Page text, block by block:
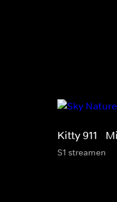
Kitty 911 -
S1 streamen